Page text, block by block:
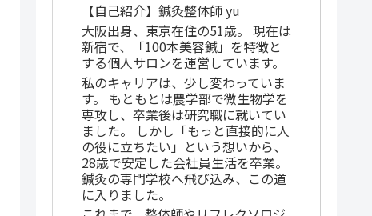
【自己紹介】鍼灸整体師 yu
大阪出身、東京在住の51歳。 現在は
新宿で、「100本美容鍼」を特徴と
する個人サロンを運営しています。
私のキャリアは、少し変わっていま
す。 もともとは農学部で微生物学を
専攻し、卒業後は研究職に就いてい
ました。 しかし「もっと直接的に人
の役に立ちたい」という想いから、
28歳で安定した会社員生活を卒業。
鍼灸の専門学校へ飛び込み、この道
に入りました。